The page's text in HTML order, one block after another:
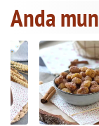
Anda